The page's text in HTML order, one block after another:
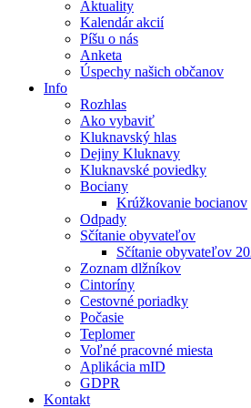
Aktuality
Kalendár akcií
Píšu o nás
Anketa
Úspechy našich občanov
Info
Rozhlas
Ako vybaviť
Kluknavský hlas
Dejiny Kluknavy
Kluknavské poviedky
Bociany
Krúžkovanie bocianov
Odpady
Sčítanie obyvateľov
Sčítanie obyvateľov
Zoznam dlžníkov
Cintoríny
Cestovné poriadky
Počasie
Teplomer
Voľné pracovné miesta
Aplikácia mID
GDPR
Kontakt